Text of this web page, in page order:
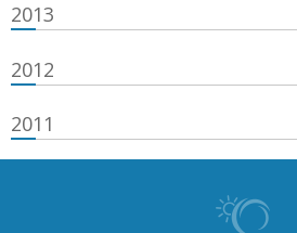
2013
2012
2011